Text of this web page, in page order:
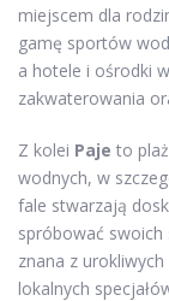
miejscem dla
gamę sportów
a hotele i ośrodki
zakwaterowania
Z kolei Paje to
wodnych, w
fale stwarzają
spróbować swoich
znana z
lokalnych